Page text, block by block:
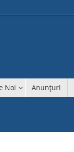
Noi Anunțuri